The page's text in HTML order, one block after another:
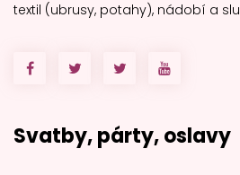
textil (ubrusy, potahy), nádobí a
Svatby, párty, oslavy